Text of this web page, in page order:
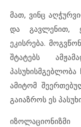
მათ, ვინც
და გავლენით,
ეკისრება.
შტატებს
ამიტომ
გაიაზროს ეს